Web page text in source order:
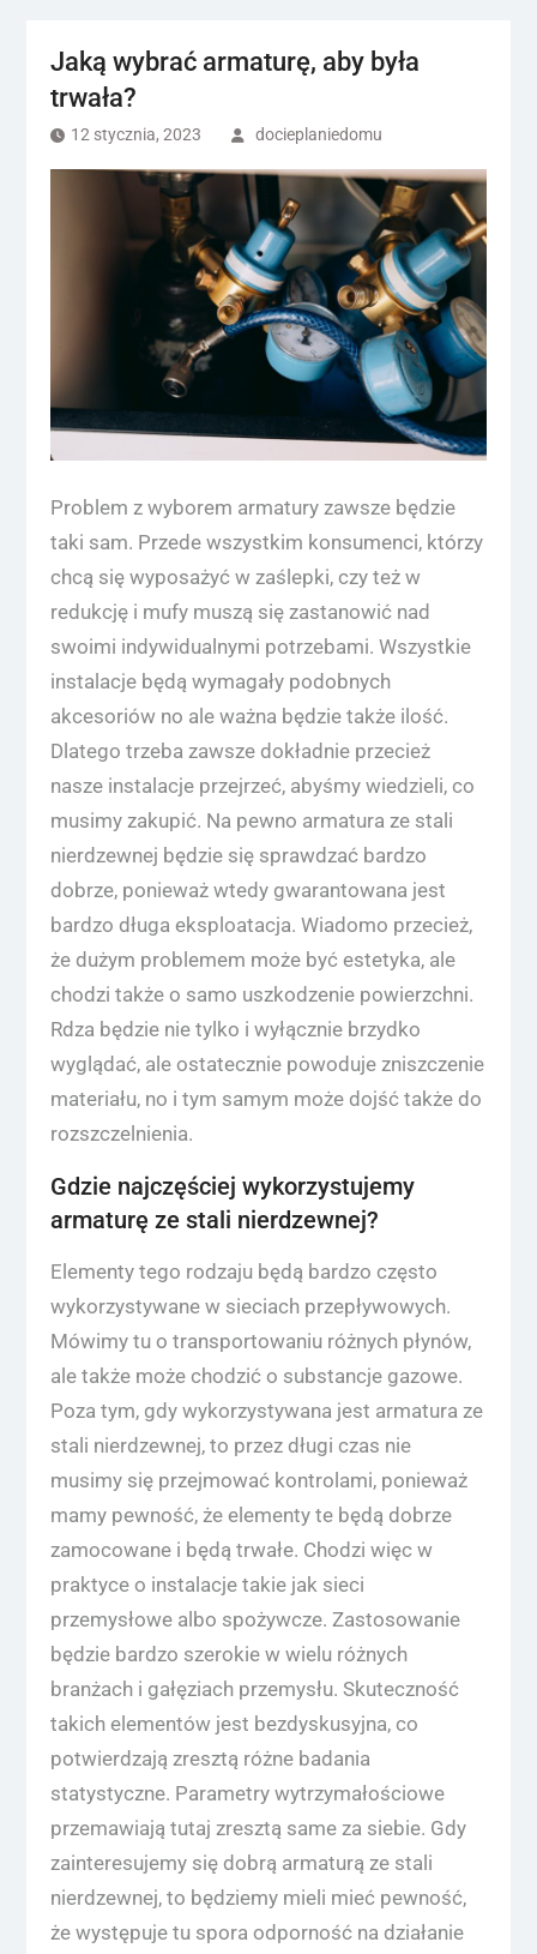
Jaką wybrać armaturę, aby była
trwała?
12 stycznia, 2023 docieplaniedomu
Problem z wyborem armatury zawsze będzie
taki sam. Przede wszystkim konsumenci, którzy
chcą się wyposażyć w zaślepki, czy też w
redukcję i mufy muszą się zastanowić nad
swoimi indywidualnymi potrzebami. Wszystkie
instalacje będą wymagały podobnych
akcesoriów no ale ważna będzie także ilość.
Dlatego trzeba zawsze dokładnie przecież
nasze instalacje przejrzeć, abyśmy wiedzieli, co
musimy zakupić. Na pewno armatura ze stali
nierdzewnej będzie się sprawdzać bardzo
dobrze, ponieważ wtedy gwarantowana jest
bardzo długa eksploatacja. Wiadomo przecież,
że dużym problemem może być estetyka, ale
chodzi także o samo uszkodzenie powierzchni.
Rdza będzie nie tylko i wyłącznie brzydko
wyglądać, ale ostatecznie powoduje zniszczenie
materiału, no i tym samym może dojść także do
rozszczelnienia.
Gdzie najczęściej wykorzystujemy
armaturę ze stali nierdzewnej?
Elementy tego rodzaju będą bardzo często
wykorzystywane w sieciach przepływowych.
Mówimy tu o transportowaniu różnych płynów,
ale także może chodzić o substancje gazowe.
Poza tym, gdy wykorzystywana jest armatura ze
stali nierdzewnej, to przez długi czas nie
musimy się przejmować kontrolami, ponieważ
mamy pewność, że elementy te będą dobrze
zamocowane i będą trwałe. Chodzi więc w
praktyce o instalacje takie jak sieci
przemysłowe albo spożywcze. Zastosowanie
będzie bardzo szerokie w wielu różnych
branżach i gałęziach przemysłu. Skuteczność
takich elementów jest bezdyskusyjna, co
potwierdzają zresztą różne badania
statystyczne. Parametry wytrzymałościowe
przemawiają tutaj zresztą same za siebie. Gdy
zainteresujemy się dobrą armaturą ze stali
nierdzewnej, to będziemy mieli mieć pewność,
że występuje tu spora odporność na działanie